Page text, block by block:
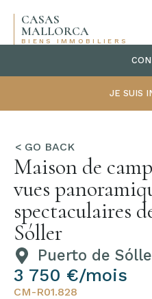
CASAS
MALLORCA
BIENS IMMOBILIERS
JE SUIS
Maison de
vues
spectaculaires
Sóller
Puerto de
3 750 €/mois
CM-R01.828